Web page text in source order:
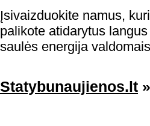
Įsivaizduokite namus,
palikote atidarytus
saulės energija
Statybunaujienos.lt »